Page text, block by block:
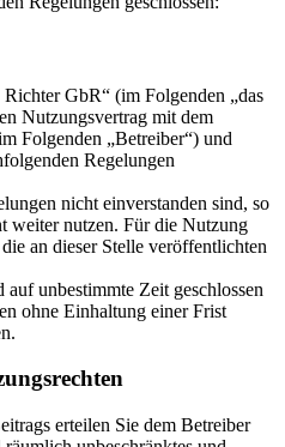
GbR“ (im Folgenden „das
Nutzungsvertrag mit dem
Folgenden „Betreiber“) und
Regelungen
nicht einverstanden sind, so
weiter nutzen. Für die Nutzung
an dieser Stelle veröffentlichten
unbestimmte Zeit geschlossen
ohne Einhaltung einer Frist
erteilen Sie dem Betreiber